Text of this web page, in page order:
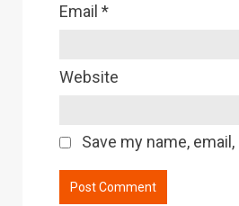
Email *
Website
Save my name,